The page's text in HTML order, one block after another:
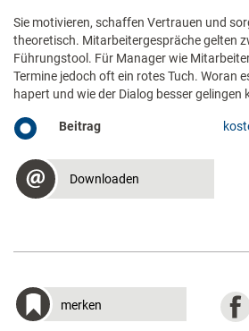
Sie motivieren, schaffen Vertrauen und
theoretisch. Mitarbeitergespräche gelten
Führungstool. Für Manager wie
Termine jedoch oft ein rotes Tuch. Woran
hapert und wie der Dialog besser gelingen
Beitrag
Downloaden
merken